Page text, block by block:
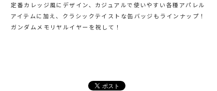
定番カレッジ風にデザイン、カジュアルで使いやすい各種アパレル
アイテムに加え、クラシックテイストな缶バッジもラインナップ！
ガンダムメモリヤルイヤーを祝して！